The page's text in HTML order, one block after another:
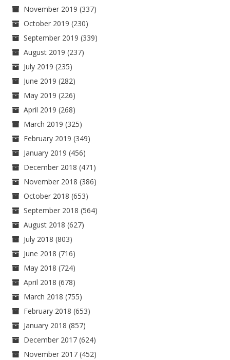
November 2019 (337)
October 2019 (230)
September 2019 (339)
August 2019 (237)
July 2019 (235)
June 2019 (282)
May 2019 (226)
April 2019 (268)
March 2019 (325)
February 2019 (349)
January 2019 (456)
December 2018 (471)
November 2018 (386)
October 2018 (653)
September 2018 (564)
August 2018 (627)
July 2018 (803)
June 2018 (716)
May 2018 (724)
April 2018 (678)
March 2018 (755)
February 2018 (653)
January 2018 (857)
December 2017 (624)
November 2017 (452)